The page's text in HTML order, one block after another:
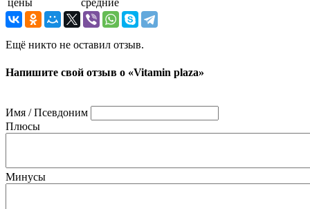
цены средние
Ещё никто не оставил отзыв.
Напишите свой отзыв о «Vitamin plaza»
Имя / Псевдоним
Плюсы
Минусы